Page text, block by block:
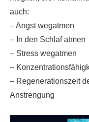
auch:
– Angst wegatmen
– In den Schlaf atmen
– Stress wegatmen
–
– Regenerationszeit
Anstrengung